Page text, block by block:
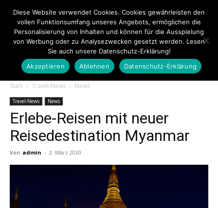
Touristiknews.de
|
und
Start Travel-News News
Travel-News News
Erlebe-Reisen mit neuer
Reisedestination Myanmar
Von admin - 2. März 2020
Diese Website verwendet Cookies. Cookies gewährleisten den
vollen Funktionsumfang unseres Angebots, ermöglichen die
Personalisierung von Inhalten und können für die Ausspielung
von Werbung oder zu Analysezwecken gesetzt werden. Lesen
Sie auch unsere Datenschutz-Erklärung!
Akzeptieren
Ablehnen Datenschutz-Erklärung